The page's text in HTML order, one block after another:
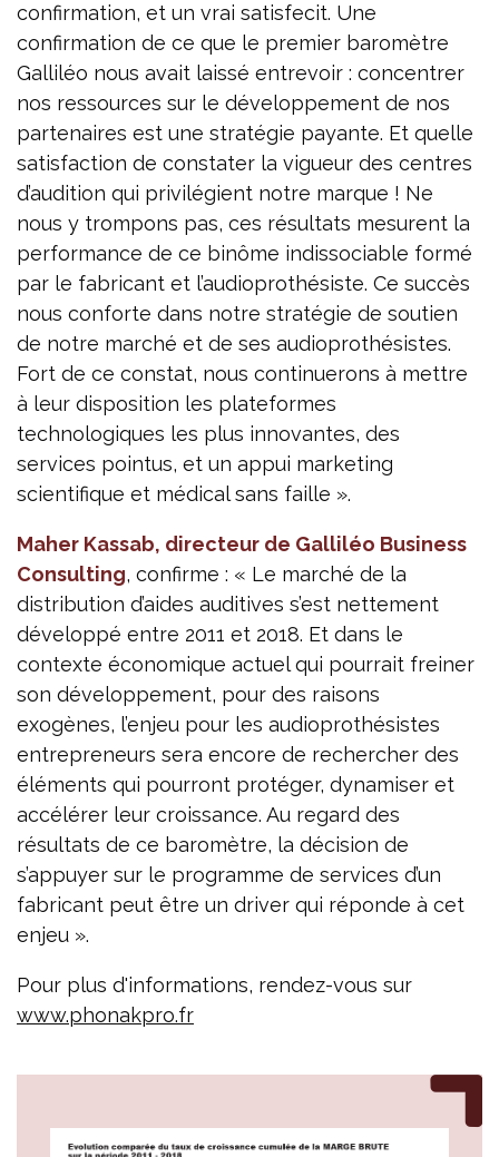
confirmation, et un vrai satisfecit. Une
confirmation de ce que le premier baromètre
Galliléo nous avait laissé entrevoir : concentrer
nos ressources sur le développement de nos
partenaires est une stratégie payante. Et quelle
satisfaction de constater la vigueur des centres
d’audition qui privilégient notre marque ! Ne
nous y trompons pas, ces résultats mesurent la
performance de ce binôme indissociable formé
par le fabricant et l’audioprothésiste. Ce succès
nous conforte dans notre stratégie de soutien
de notre marché et de ses audioprothésistes.
Fort de ce constat, nous continuerons à mettre
à leur disposition les plateformes
technologiques les plus innovantes, des
services pointus, et un appui marketing
scientifique et médical sans faille ».
Maher Kassab, directeur de Galliléo Business
Consulting, confirme : « Le marché de la
distribution d’aides auditives s’est nettement
développé entre 2011 et 2018. Et dans le
contexte économique actuel qui pourrait freiner
son développement, pour des raisons
exogènes, l’enjeu pour les audioprothésistes
entrepreneurs sera encore de rechercher des
éléments qui pourront protéger, dynamiser et
accélérer leur croissance. Au regard des
résultats de ce baromètre, la décision de
s’appuyer sur le programme de services d’un
fabricant peut être un driver qui réponde à cet
enjeu ».
Pour plus d'informations, rendez-vous sur
www.phonakpro.fr